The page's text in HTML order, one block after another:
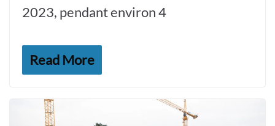
2023, pendant environ 4
Read More